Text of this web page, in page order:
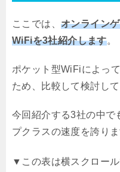
ここでは、 オンライン
WiFiを3社紹介します。
ポケット型WiFiによっ
ため、比較して検討して
今回紹介する3社の中で
プクラスの速度を誇りま